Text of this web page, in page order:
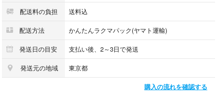
★★★★★★★★★★★★★★★★★★
お買い得な品をたくさん出品してます
↓↓↓
#コーヒーは深煎りアイテム一覧★★★★★★★★★★★★★★★★★★
配送料の負担 送料込
配送方法 かんたんラクマパック(ヤマト運輸)
発送日の目安 支払い後、2～3日で発送
発送元の地域 東京都
購入の流れを確認する